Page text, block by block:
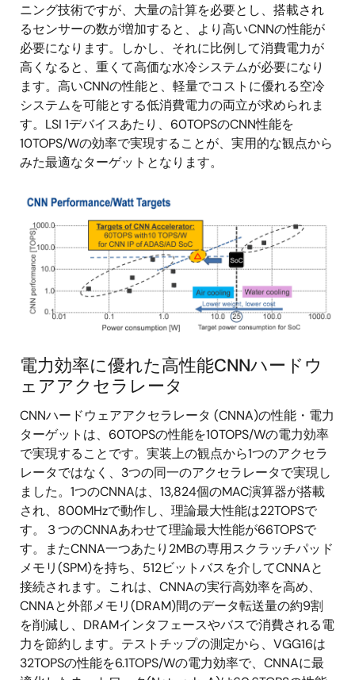
ニング技術ですが、大量の計算を必要とし、搭載され
るセンサーの数が増加すると、より高いCNNの性能が
必要になります。しかし、それに比例して消費電力が
高くなると、重くて高価な水冷システムが必要になり
ます。高いCNNの性能と、軽量でコストに優れる空冷
システムを可能とする低消費電力の両立が求められま
す。LSI 1デバイスあたり、60TOPSのCNN性能を
10TOPS/Wの効率で実現することが、実用的な観点から
みた最適なターゲットとなります。
画
電力効率に優れた高性能CNNハードウ
ェアアクセラレータ
CNNハードウェアアクセラレータ (CNNA)の性能・電力
ターゲットは、60TOPSの性能を10TOPS/Wの電力効率
で実現することです。実装上の観点から1つのアクセラ
レータではなく、3つの同一のアクセラレータで実現し
ました。1つのCNNAは、13,824個のMAC演算器が搭載
され、800MHzで動作し、理論最大性能は22TOPSで
す。３つのCNNAあわせて理論最大性能が66TOPSで
す。またCNNA一つあたり2MBの専用スクラッチパッド
メモリ(SPM)を持ち、512ビットバスを介してCNNAと
接続されます。これは、CNNAの実行高効率を高め、
CNNAと外部メモリ(DRAM)間のデータ転送量の約9割
を削減し、DRAMインタフェースやバスで消費される電
力を節約します。テストチップの測定から、VGG16は
32TOPSの性能を6.1TOPS/Wの電力効率で、CNNAに最